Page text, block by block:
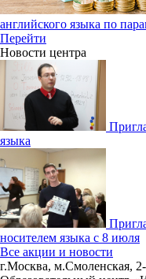
английского языка по
Перейти
Новости центра
языка
носителем языка с 8 июля
Все акции и новости
г.Москва, м.Смоленская,